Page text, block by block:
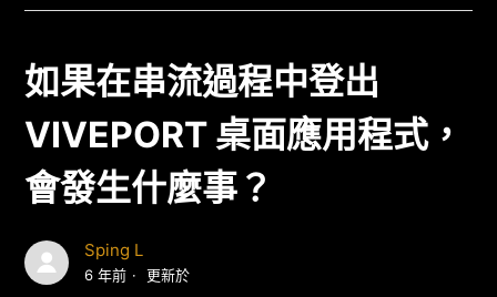
如果在串流過程中登出
VIVEPORT 桌面應用程式，
會發生什麼事？
Sping L
6 年前 更新於